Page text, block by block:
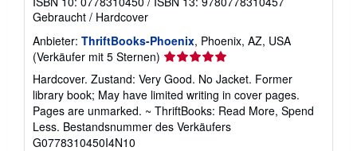
Gebraucht / Hardcover
Anbieter: ThriftBooks-Phoenix, Phoenix, AZ, USA
(Verkäufer mit 5 Sternen) Verkäuferbewertung
5
von
5
Sternen
Hardcover. Zustand: Very Good. No Jacket. Former
library book; May have limited writing in cover pages.
Pages are unmarked. ~ ThriftBooks: Read More, Spend
Less. Bestandsnummer des Verkäufers
G0778310450I4N10